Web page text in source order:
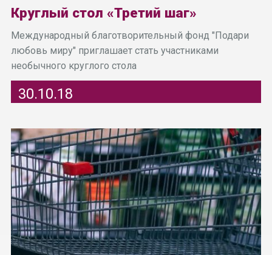
Круглый стол «Третий шаг»
Международный благотворительный фонд "Подари
любовь миру" приглашает стать участниками
необычного круглого стола
30.10.18